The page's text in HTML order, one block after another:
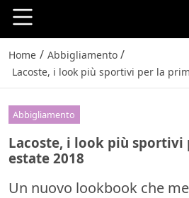
Home / Abbigliamento /
Lacoste, i look più sportivi per la
Abbigliamento
Lacoste, i look più sportivi
estate 2018
Un nuovo lookbook che